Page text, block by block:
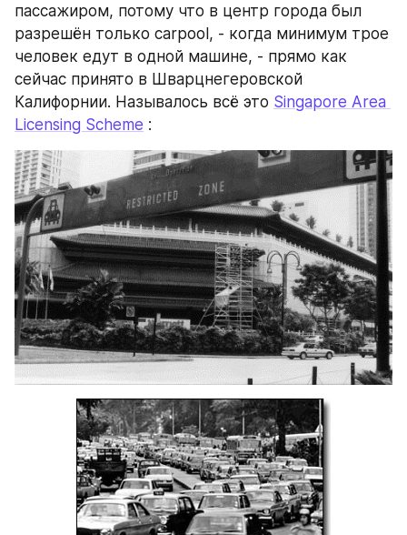
пассажиром, потому что в центр города был
разрешён только carpool, - когда минимум трое
человек едут в одной машине, - прямо как
сейчас принято в Шварцнегеровской
Калифорнии. Называлось всё это Singapore Area
Licensing Scheme :